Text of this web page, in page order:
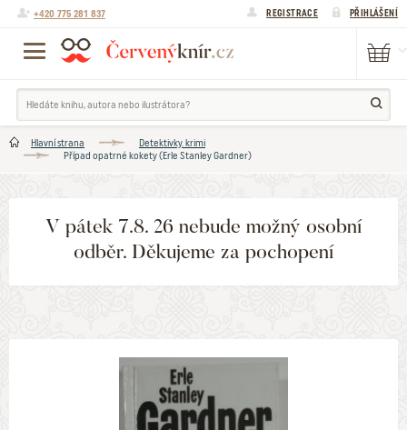
+420 775 281 837 REGISTRACE PŘIHLÁŠENÍ
Hlavní strana
Detektivky. krimi
Případ opatrné kokety (Erle Stanley Gardner)
V pátek 7.8. 26 nebude možný osobní
odběr. Děkujeme za pochopení